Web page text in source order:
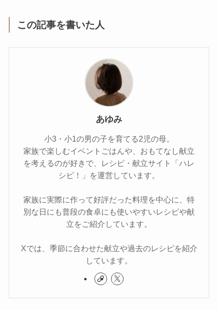
この記事を書いた人
あゆみ
小3・小1の男の子を育てる2児の母。
家族で楽しむイベントごはんや、おもてなし献立
を考えるのが好きで、レシピ・献立サイト「ハレ
シピ！」を運営しています。
家族に実際に作って好評だった料理を中心に、特
別な日にも普段の食卓にも使いやすいレシピや献
立をご紹介しています。
Xでは、季節に合わせた献立や過去のレシピを紹介
しています。